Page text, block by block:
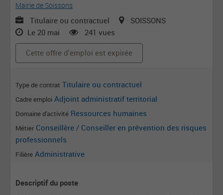
Mairie de Soissons
Titulaire ou contractuel
SOISSONS
Le 20 mai
241 vues
Cette offre d'emploi est expirée
Type de contrat Titulaire ou contractuel
Cadre emploi Adjoint administratif territorial
Domaine d'activité Ressources humaines
Métier Conseillère / Conseiller en prévention des risques
professionnels
Filière Administrative
Descriptif du poste